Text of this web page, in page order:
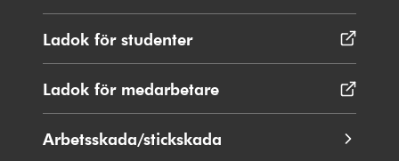
Ladok för studenterÖppnas
i
fönster
Ladok för medarbetare
i
fönster
Arbetsskada/stickskada